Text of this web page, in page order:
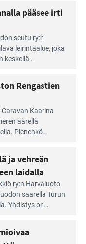
pääsee irti
seutu ry:n
leirintäalue, joka
kes­kellä
kauniit
virkistäytymis­
Rengastien
Caravan Kaarina
äärellä
Pie­nehkö
ja vehreän
laidalla
ry:n Harvaluoto
saarella Turun
Yhdistys on